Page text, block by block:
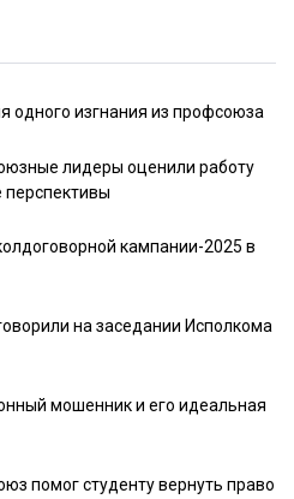
одного изгнания из профсоюза
лидеры оценили работу
перспективы
кампании-2025 в
на заседании Исполкома
мошенник и его идеальная
помог студенту вернуть право